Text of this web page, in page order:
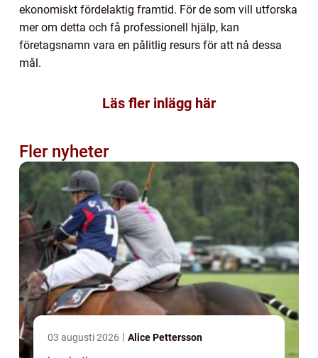
ekonomiskt fördelaktig framtid. För de som vill utforska
mer om detta och få professionell hjälp, kan
företagsnamn vara en pålitlig resurs för att nå dessa
mål.
Läs fler inlägg här
Fler nyheter
03 augusti 2026 Alice Pettersson